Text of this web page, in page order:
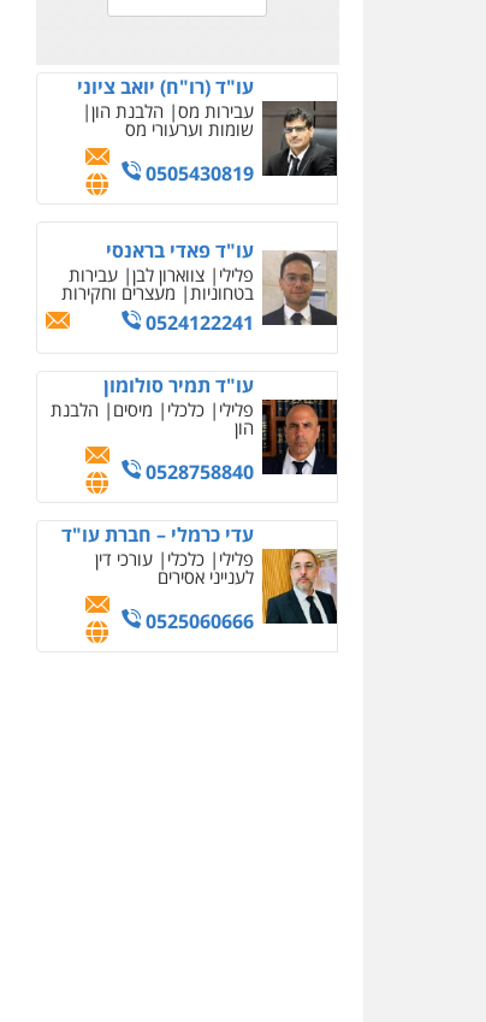
עו"ד (רו"ח) יואב ציוני
עבירות מס הלבנת הון
שומות וערעורי מס
0505430819
עו"ד פאדי בראנסי
פלילי צווארון לבן עבירות
בטחוניות מעצרים וחקירות
0524122241
עו"ד תמיר סולומון
פלילי כלכלי מיסים הלבנת
הון
0528758840
עדי כרמלי – חברת עו"ד
פלילי כלכלי עורכי דין
לענייני אסירים
0525060666